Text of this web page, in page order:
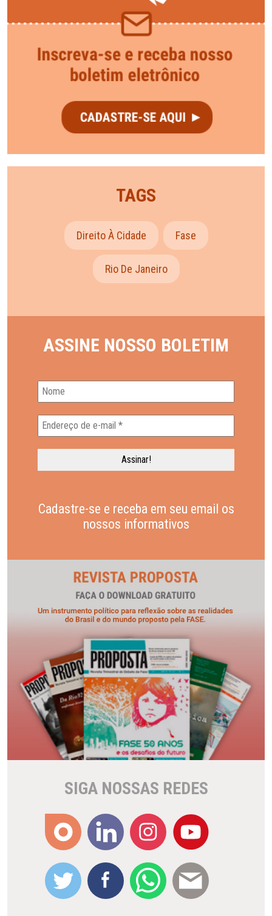
TAGS
Direito À Cidade Fase
Rio De Janeiro
ASSINE NOSSO BOLETIM
Cadastre-se e receba em seu email os
nossos informativos
SIGA NOSSAS REDES